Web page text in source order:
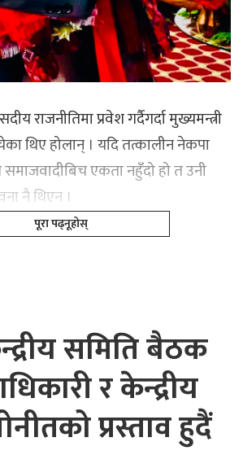
राजनीतिमा प्रवेश गर्दैगर्दा मुख्यमन्त्री
थिए होलान् । यदि तत्कालीन नेकपा
एकता नहुँदो हो त उनी
नै थिएन ।
पूरा पढ्नूहोस्
समिति बैठक
र केन्द्रीय
प्रस्ताव हुदैं